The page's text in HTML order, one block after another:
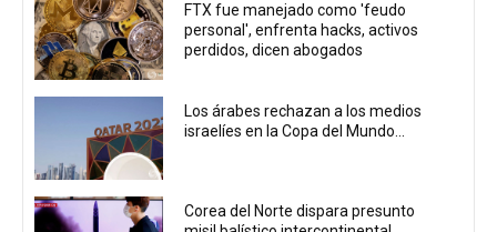
FTX fue manejado como 'feudo
personal', enfrenta hacks, activos
perdidos, dicen abogados
Los árabes rechazan a los medios
israelíes en la Copa del Mundo...
Corea del Norte dispara presunto